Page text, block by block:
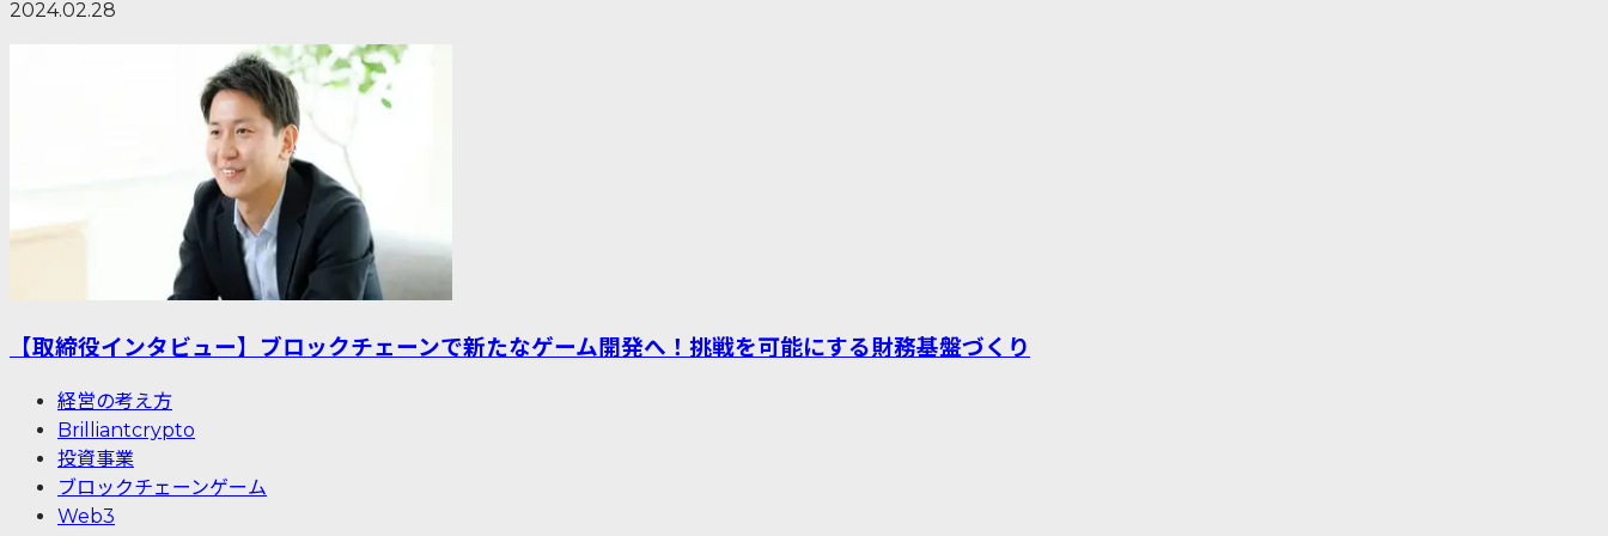
2024.02.28
【取締役インタビュー】ブロックチェーンで新たなゲーム開発へ！挑戦を可能にする財務基盤づくり
経営の考え方
Brilliantcrypto
投資事業
ブロックチェーンゲーム
Web3